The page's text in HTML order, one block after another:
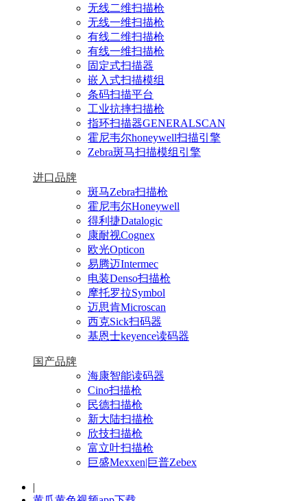
无线二维扫描枪
无线一维扫描枪
有线二维扫描枪
有线一维扫描枪
固定式扫描器
嵌入式扫描模组
条码扫描平台
工业抗摔扫描枪
指环扫描器GENERALSCAN
霍尼韦尔honeywell扫描引擎
Zebra斑马扫描模组引擎
进口品牌
斑马Zebra扫描枪
霍尼韦尔Honeywell
得利捷Datalogic
康耐视Cognex
欧光Opticon
易腾迈Intermec
电装Denso扫描枪
摩托罗拉Symbol
迈思肯Microscan
西克Sick扫码器
基恩士keyence读码器
国产品牌
海康智能读码器
Cino扫描枪
民德扫描枪
新大陆扫描枪
欣技扫描枪
富立叶扫描枪
巨盛Mexxen|巨普Zebex
|